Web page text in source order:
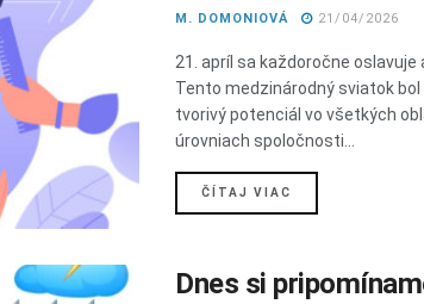
M. DOMONIOVÁ 21/04/2026
21. apríl sa každoročne
Tento medzinárodný sviatok
tvorivý potenciál vo všetkých
úrovniach spoločnosti...
ČÍTAJ VIAC
Dnes si